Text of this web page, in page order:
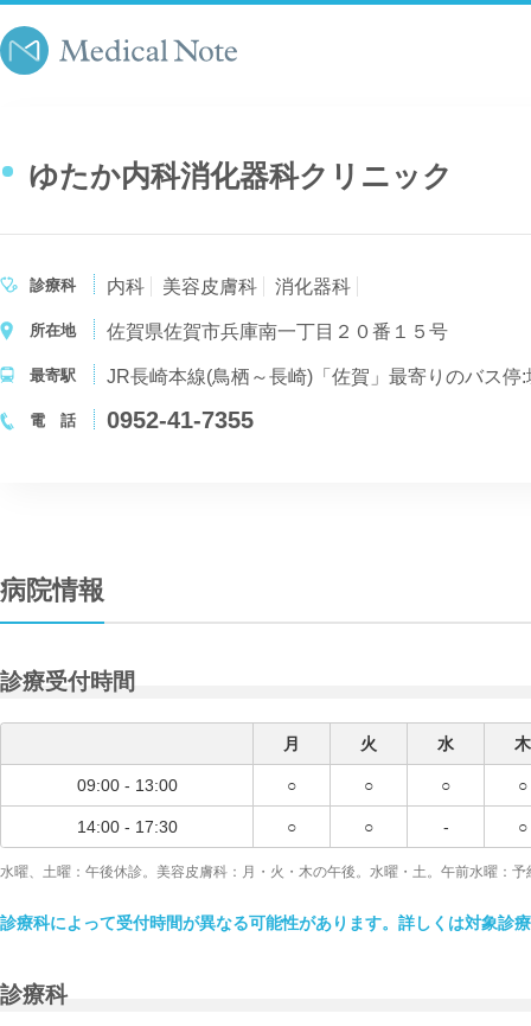
ゆたか内科消化器科クリニック
診療科 内科 美容皮膚科 消化器科
所在地 佐賀県佐賀市兵庫南一丁目２０番１５号
最寄駅 JR長崎本線(鳥栖～長崎)「佐賀」最寄りのバス
電 話 0952-41-7355
病院情報
診療受付時間
月 火 水 木
09:00 - 13:00 ○ ○ ○ ○
14:00 - 17:30 ○ ○ - ○
水曜、土曜：午後休診。美容皮膚科：月・火・木の午後。水曜・土。午前水曜：予
診療科によって受付時間が異なる可能性があります。詳しくは対象診
診療科